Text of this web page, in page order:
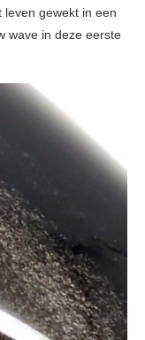
gewekt in een
wave in deze eerste